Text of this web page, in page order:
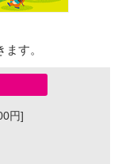
す。
円]